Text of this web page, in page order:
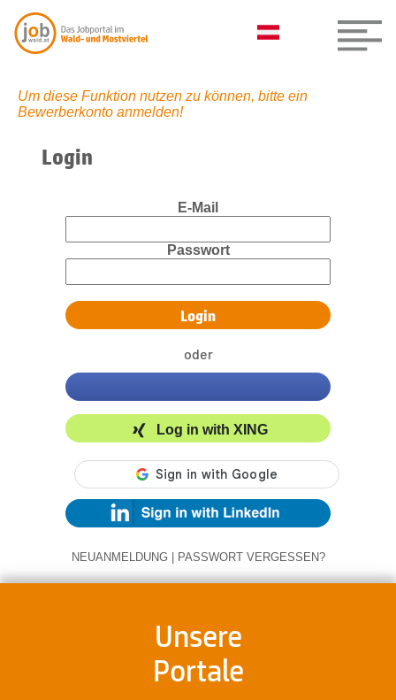
Um diese Funktion nutzen zu können, bitte ein
Bewerberkonto anmelden!
Login
E-Mail
Passwort
oder
Log in with XING
NEUANMELDUNG | PASSWORT VERGESSEN?
Unsere
Portale